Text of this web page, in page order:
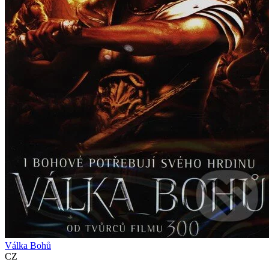
Válka Bohů
CZ